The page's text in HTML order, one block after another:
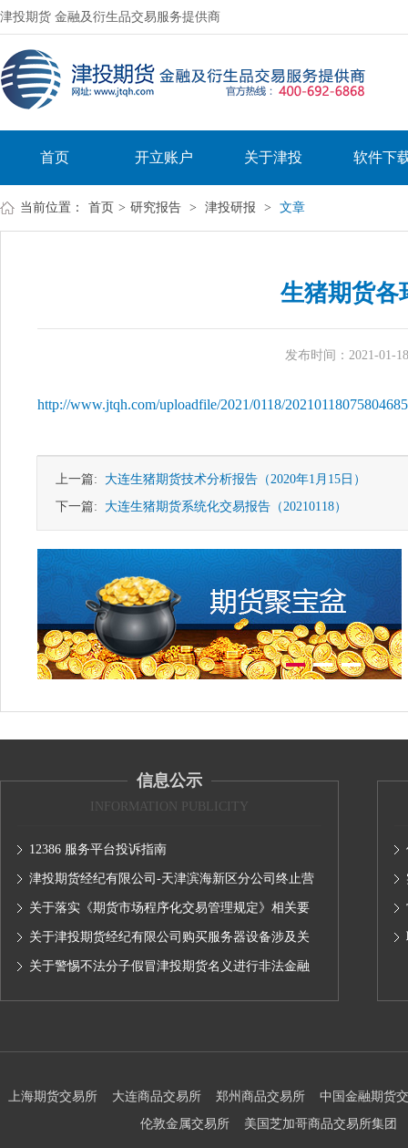
津投期货 金融及衍生品交易服务提供商
首页 开立账户 关于津投 软件下
当前位置： 首页 > 研究报告 > 津投研报 > 文章
生猪期货各
发布时间：2021-01-
http://www.jtqh.com/uploadfile/2021/0118/
上一篇: 大连生猪期货技术分析报告（2020年1月15日）
下一篇: 大连生猪期货系统化交易报告（20210118）
信息公示
INFORMATION PUBLICITY
12386 服务平台投诉指南
津投期货经纪有限公司-天津滨海新区分公司终止营
业的公告
关于落实《期货市场程序化交易管理规定》相关要
求,无限易终端版本调整及客户通知
关于津投期货经纪有限公司购买服务器设备涉及关
联交易情况的公示
关于警惕不法分子假冒津投期货名义进行非法金融
上海期货交易所 大连商品交易所 郑州商品交易所
中国金融期货
伦敦金属交易所
美国芝加哥商品交易所集团